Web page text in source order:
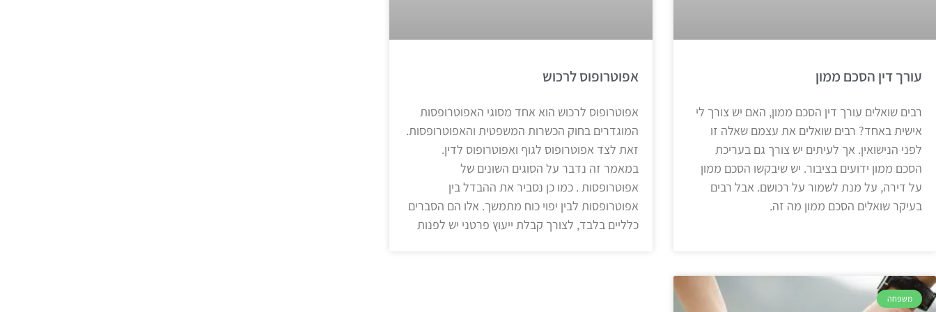
עורך דין הסכם ממון
רבים שואלים עורך דין הסכם ממון, האם יש צורך לי
אישית באחד? רבים שואלים את עצמם שאלה זו
לפני הנישואין. אך לעיתים יש צורך גם בעריכת
הסכם ממון ידועים בציבור. יש שיבקשו הסכם ממון
על דירה, על מנת לשמור על רכושם. אבל רבים
בעיקר שואלים הסכם ממון מה זה.
אפוטרופוס לרכוש
אפוטרופוס לרכוש הוא אחד מסוגי האפוטרופסות
המוגדרים בחוק הכשרות המשפטית והאפוטרופסות.
זאת לצד אפוטרופוס לגוף ואפוטרופוס לדין.
במאמר זה נדבר על הסוגים השונים של
אפוטרופסות . כמו כן נסביר את ההבדל בין
אפוטרופסות לבין יפוי כוח מתמשך. אלו הם הסברים
כלליים בלבד, לצורך קבלת ייעוץ פרטני יש לפנות
משפחה